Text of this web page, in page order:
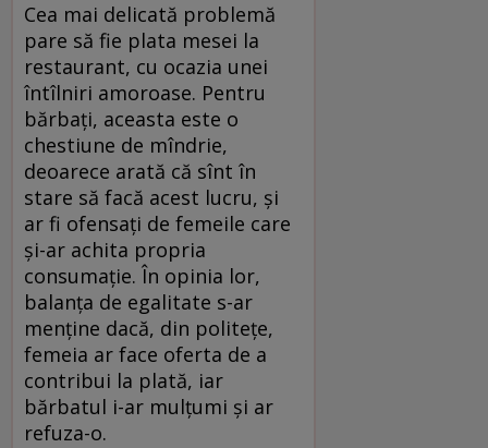
Cea mai delicată problemă
pare să fie plata mesei la
restaurant, cu ocazia unei
întîlniri amoroase. Pentru
bărbaţi, aceasta este o
chestiune de mîndrie,
deoarece arată că sînt în
stare să facă acest lucru, şi
ar fi ofensaţi de femeile care
şi-ar achita propria
consumaţie. În opinia lor,
balanţa de egalitate s-ar
menţine dacă, din politeţe,
femeia ar face oferta de a
contribui la plată, iar
bărbatul i-ar mulţumi şi ar
refuza-o.